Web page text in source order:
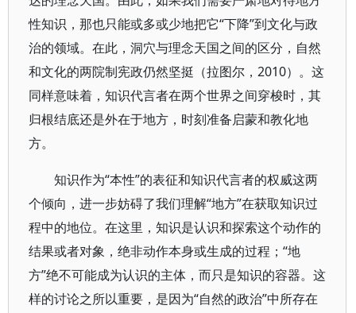
性知识，那也只能或多或少地把它“下降”到文化与政
治的领域。在此，洞穴与理念天国之间的区分，自然
和文化的两院制宪政仍然坚挺（拉图尔，2010）。这
同样意味着，知识代言者在两个世界之间穿梭时，其
归根结底还是外在于地方，时刻准备启蒙和教化地
方。
知识作为“本性”的表征和知识代言者的权威这两
个倾向，进一步妨碍了我们理解“地方”在获取知识过
程中的地位。在这里，知识是认识和探索这个动作的
结果或者对象，绝非动作本身或生成的过程；“地
方”绝不可能成为认识的主体，而只是知识的容器。这
样的讨论之所以重要，是因为“自然的政治”中所存在